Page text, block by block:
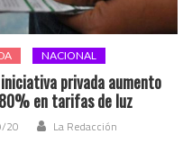
NACIONAL
privada aumento
en tarifas de luz
20 La Redacción